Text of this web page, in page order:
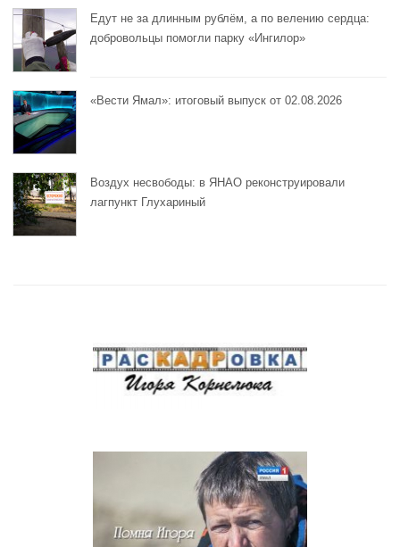
Едут не за длинным рублём, а по велению сердца:
добровольцы помогли парку «Ингилор»
«Вести Ямал»: итоговый выпуск от 02.08.2026
Воздух несвободы: в ЯНАО реконструировали
лагпункт Глухариный